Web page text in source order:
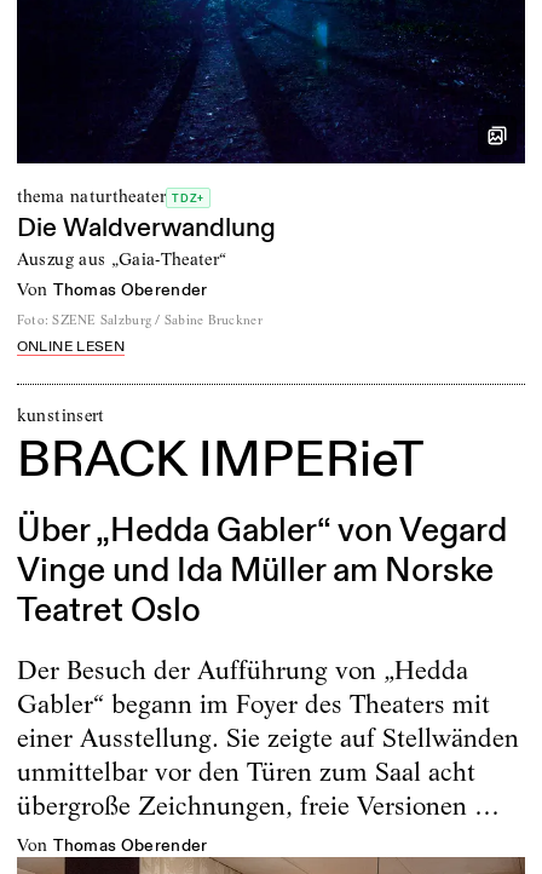
thema naturtheater TDZ+
Die Waldverwandlung
Auszug aus „Gaia-Theater“
von Thomas Oberender
Foto: SZENE Salzburg / Sabine Bruckner
ONLINE LESEN
kunstinsert
BRACK IMPERieT
Über „Hedda Gabler“ von Vegard
Vinge und Ida Müller am Norske
Teatret Oslo
Der Besuch der Aufführung von „Hedda
Gabler“ begann im Foyer des Theaters mit
einer Ausstellung. Sie zeigte auf Stellwänden
unmittelbar vor den Türen zum Saal acht
übergroße Zeichnungen, freie Versionen …
von Thomas Oberender